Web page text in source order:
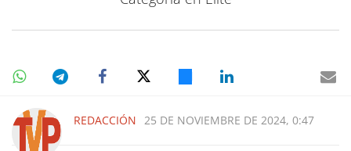
REDACCIÓN 25 DE NOVIEMBRE DE 2024, 0:47